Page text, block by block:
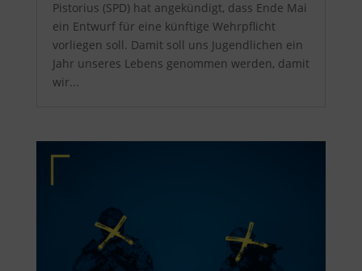
Pistorius (SPD) hat angekündigt, dass Ende Mai
ein Entwurf für eine künftige Wehrpflicht
vorliegen soll. Damit soll uns Jugendlichen ein
Jahr unseres Lebens genommen werden, damit
wir...